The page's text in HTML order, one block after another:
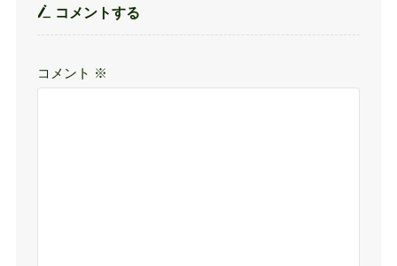
コメントする
コメント ※